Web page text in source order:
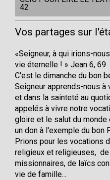
42
Vos partages sur
«Seigneur, à qui irions-
vie éternelle ! » Jean 6, 69
C'est le dimanche du bon
Seigneur apprends-nous
et dans la sainteté au
appelés à vivre notre
gloire et le salut du
un don à l'exemple du bon
Prions pour les vocations
religieux et religieuses,
missionnaires, de laïcs
vie de famille...